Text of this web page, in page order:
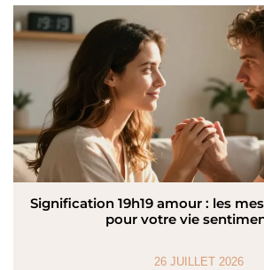
Signification 19h19 amour : les
pour votre vie
26 JUILLET 2026